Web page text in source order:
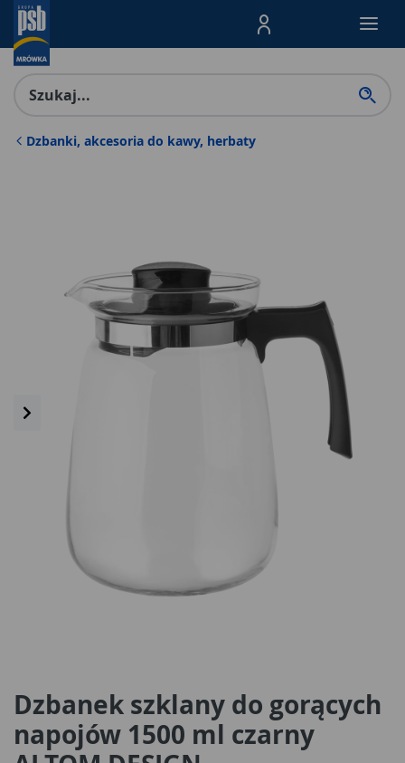
Menu Produktów,
Dzbanki, akcesoria do kawy, herbaty
Dzbanek szklany do gorących
napojów 1500 ml czarny